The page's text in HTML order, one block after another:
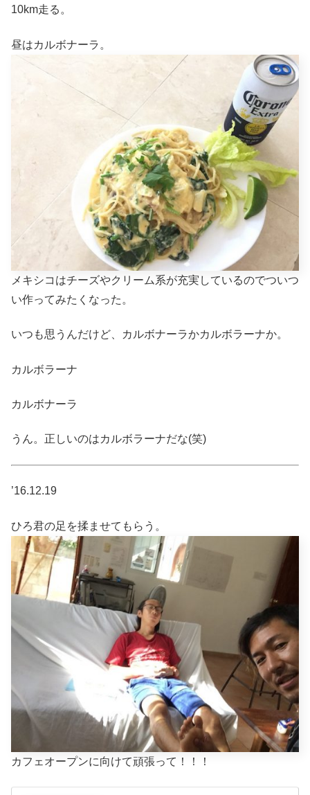
10km走る。
昼はカルボナーラ。
メキシコはチーズやクリーム系が充実しているのでついつ
い作ってみたくなった。
いつも思うんだけど、カルボナーラかカルボラーナか。
カルボラーナ
カルボナーラ
うん。正しいのはカルボラーナだな(笑)
’16.12.19
ひろ君の足を揉ませてもらう。
カフェオープンに向けて頑張って！！！